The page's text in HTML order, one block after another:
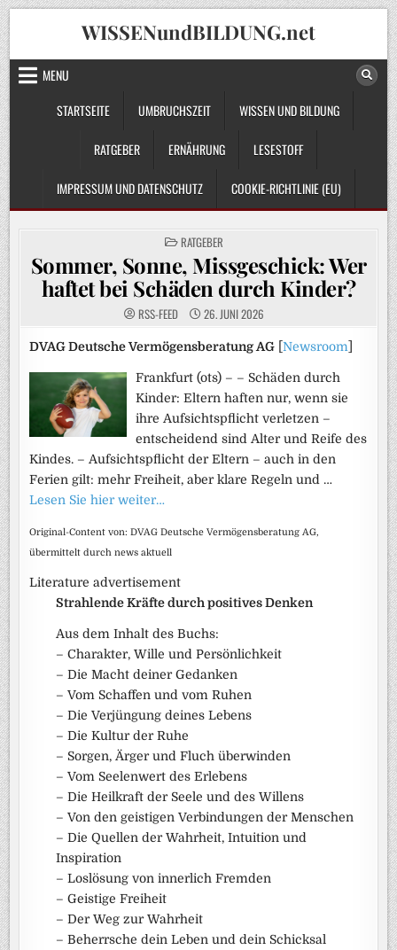
Skip
to
content
WISSENundBILDUNG.net
MENU
STARTSEITE
UMBRUCHSZEIT WISSEN UND BILDUNG
RATGEBER ERNÄHRUNG LESESTOFF
IMPRESSUM UND DATENSCHUTZ COOKIE-RICHTLINIE (EU)
POSTED
IN
RATGEBER
Sommer, Sonne, Missgeschick: Wer
haftet bei Schäden durch Kinder?
RSS-FEED 26. JUNI 2026
DVAG Deutsche Vermögensberatung AG [Newsroom
Frankfurt (ots) – – Schäden durch
Kinder: Eltern haften nur, wenn sie
ihre Aufsichtspflicht verletzen –
entscheidend sind Alter und Reife des
Kindes. – Aufsichtspflicht der Eltern – auch in den
Ferien gilt: mehr Freiheit, aber klare Regeln und …
Lesen Sie hier weiter…
Original-Content von: DVAG Deutsche Vermögensberatung AG,
übermittelt durch news aktuell
Literature advertisement
Strahlende Kräfte durch positives Denken
Aus dem Inhalt des Buchs:
– Charakter, Wille und Persönlichkeit
– Die Macht deiner Gedanken
– Vom Schaffen und vom Ruhen
– Die Verjüngung deines Lebens
– Die Kultur der Ruhe
– Sorgen, Ärger und Fluch überwinden
– Vom Seelenwert des Erlebens
– Die Heilkraft der Seele und des Willens
– Von den geistigen Verbindungen der Menschen
– Die Quellen der Wahrheit, Intuition und
Inspiration
– Loslösung von innerlich Fremden
– Geistige Freiheit
– Der Weg zur Wahrheit
– Beherrsche dein Leben und dein Schicksal